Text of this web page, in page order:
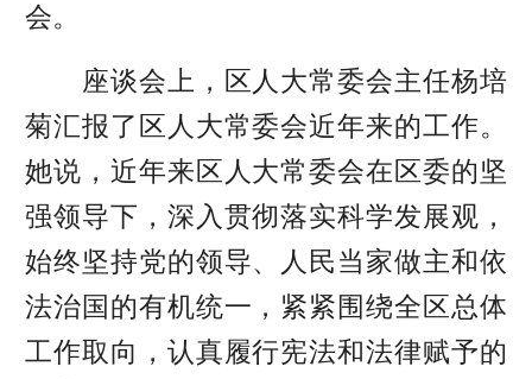
会。
座谈会上，区人大常委会主任杨培
菊汇报了区人大常委会近年来的工作。
她说，近年来区人大常委会在区委的坚
强领导下，深入贯彻落实科学发展观，
始终坚持党的领导、人民当家做主和依
法治国的有机统一，紧紧围绕全区总体
工作取向，认真履行宪法和法律赋予的